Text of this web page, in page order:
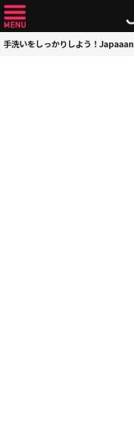
手洗いをしっかりしよう！Japaaan